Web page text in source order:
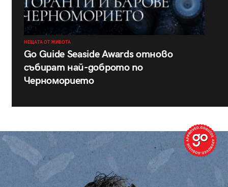
НЕЩАТА ОТ ЖИВОТА
Go Guide Seaside Awards отново
събират най-доброто по
Черноморието